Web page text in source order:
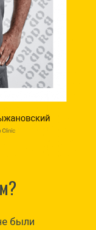
были